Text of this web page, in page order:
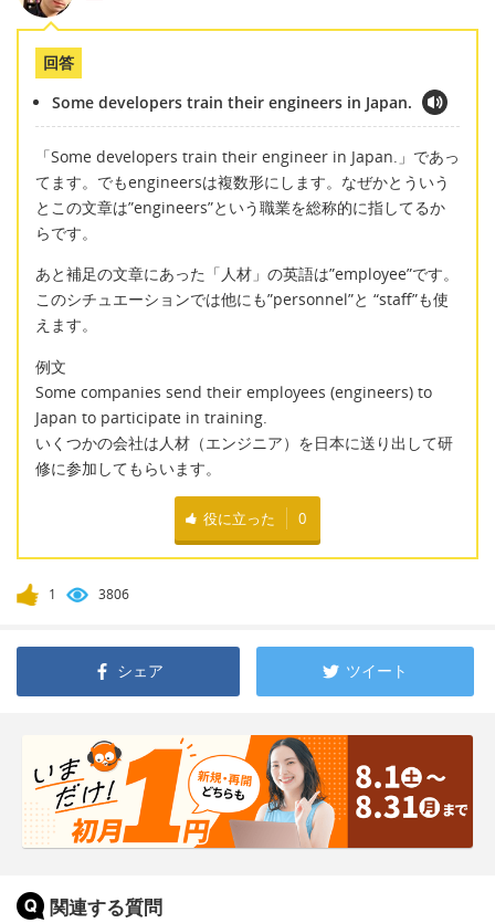
回答
Some developers train their engineers in Japan.
「Some developers train their engineer in Japan.」であっ
てます。でもengineersは複数形にします。なぜかとういう
とこの文章は”engineers”という職業を総称的に指してるか
らです。
あと補足の文章にあった「人材」の英語は”employee”です。
このシチュエーションでは他にも”personnel”と “staff”も使
えます。
例文
Some companies send their employees (engineers) to
Japan to participate in training.
いくつかの会社は人材（エンジニア）を日本に送り出して研
修に参加してもらいます。
役に立った 0
1 3806
シェア ツイート
関連する質問